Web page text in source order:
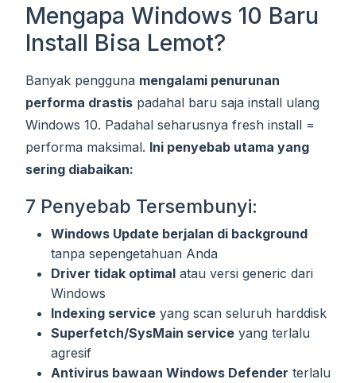
Mengapa Windows 10 Baru
Install Bisa Lemot?
Banyak pengguna mengalami penurunan
performa drastis padahal baru saja install ulang
Windows 10. Padahal seharusnya fresh install =
performa maksimal. Ini penyebab utama yang
sering diabaikan:
7 Penyebab Tersembunyi:
Windows Update berjalan di background
tanpa sepengetahuan Anda
Driver tidak optimal atau versi generic dari
Windows
Indexing service yang scan seluruh harddisk
Superfetch/SysMain service yang terlalu
agresif
Antivirus bawaan Windows Defender terlalu